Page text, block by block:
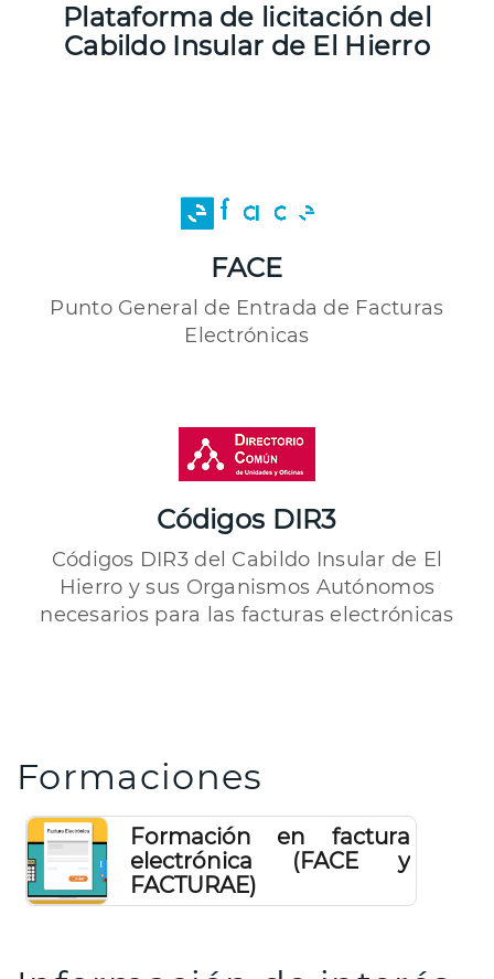
Plataforma de licitación del
Cabildo Insular de El Hierro
FACE
Punto General de Entrada de Facturas
Electrónicas
Códigos DIR3
Códigos DIR3 del Cabildo Insular de El
Hierro y sus Organismos Autónomos
necesarios para las facturas electrónicas
Formaciones
Formación en factura
electrónica (FACE y
FACTURAE)